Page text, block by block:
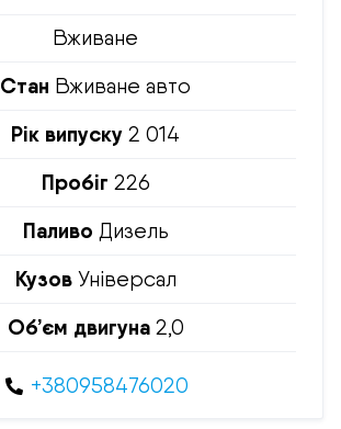
Вживане
Стан Вживане авто
Рік випуску 2 014
Пробіг 226
Паливо Дизель
КузовУніверсал
Об’єм двигуна2,0
+380958476020